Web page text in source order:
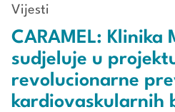
Vijesti
CARAMEL: Klinika
sudjeluje u
revolucionarne
kardiovaskularnih